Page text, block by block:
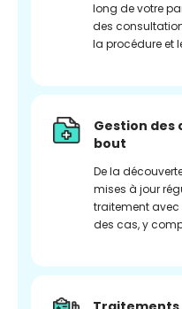
long de votre
des
la procédure et
Gestion des
bout
De la
mises à jour
traitement
des cas, y